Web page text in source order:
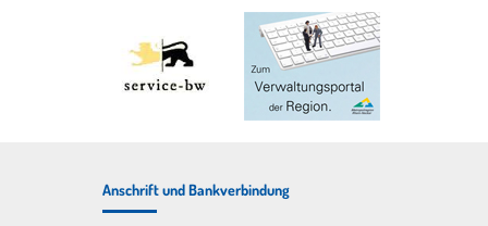
Anschrift und Bankverbindung